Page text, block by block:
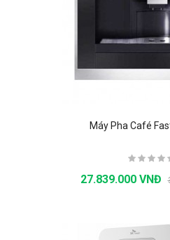
Máy Pha Café
27.839.000 VNĐ